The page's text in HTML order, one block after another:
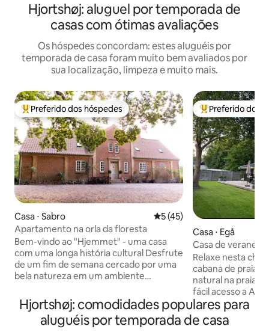
Hjortshøj: aluguel por temporada de
casas com ótimas avaliações
Os hóspedes concordam: estes aluguéis por
temporada de casa foram muito bem avaliados por
sua localização, limpeza e muito mais.
Entre os melhores preferidos dos hóspedes
Preferido dos hóspedes
Casa ⋅ Sabro 5 de uma avaliação média
5 (45)
Apartamento na orla da floresta
Bem-vindo ao "Hjemmet" - uma casa
com uma longa história cultural Desfrute
de um fim de semana cercado por uma
bela natureza em um ambiente
apartamento está localizado no primeiro
andar com vista para a floresta e o vale.
Há um quarto com cama de casal,
Entre os
Preferido dos
Casa ⋅ Egå
Casa de
spa ao ar livre
Relaxe nesta
cabana de praia
natural na praia
fácil acesso a Aarhus C: -300
praia Skæring (2
minutos de
-30 minutos para
Hjortshøj: comodidades populares para
aluguéis por temporada de casa